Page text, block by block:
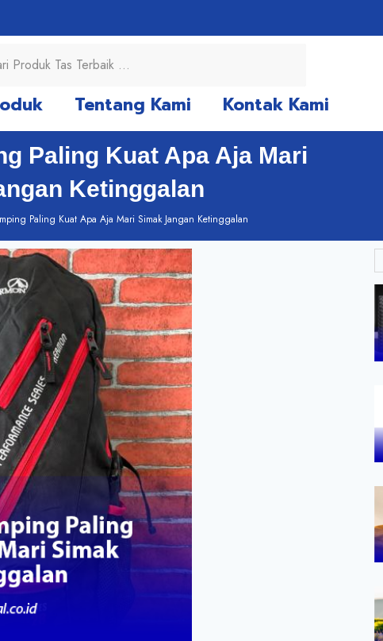
Tentang Kami Kontak Kami
Paling Kuat Apa Aja Mari
Ketinggalan
Paling Kuat Apa Aja Mari Simak Jangan Ketinggalan